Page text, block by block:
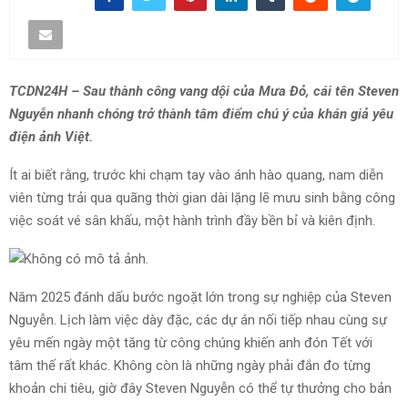
TCDN24H – Sau thành công vang dội của Mưa Đỏ, cái tên Steven
Nguyễn nhanh chóng trở thành tâm điểm chú ý của khán giả yêu
điện ảnh Việt.
Ít ai biết rằng, trước khi chạm tay vào ánh hào quang, nam diễn
viên từng trải qua quãng thời gian dài lặng lẽ mưu sinh bằng công
việc soát vé sân khấu, một hành trình đầy bền bỉ và kiên định.
Năm 2025 đánh dấu bước ngoặt lớn trong sự nghiệp của Steven
Nguyễn. Lịch làm việc dày đặc, các dự án nối tiếp nhau cùng sự
yêu mến ngày một tăng từ công chúng khiến anh đón Tết với
tâm thế rất khác. Không còn là những ngày phải đắn đo từng
khoản chi tiêu, giờ đây Steven Nguyễn có thể tự thưởng cho bản